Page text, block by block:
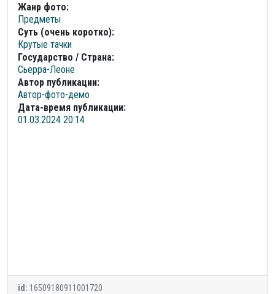
Жанр фото:
Предметы
Суть (очень коротко):
Крутые тачки
Государство / Страна:
Сьерра-Леоне
Автор публикации:
Автор-фото-демо
Дата-время публикации:
01.03.2024 20:14
id: 16509180911001720